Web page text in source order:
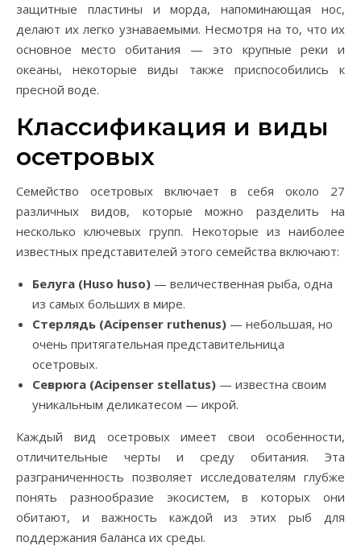
защитные пластины и морда, напоминающая нос,
делают их легко узнаваемыми. Несмотря на то, что их
основное место обитания — это крупные реки и
океаны, некоторые виды также приспособились к
пресной воде.
Классификация и виды
осетровых
Семейство осетровых включает в себя около 27
различных видов, которые можно разделить на
несколько ключевых групп. Некоторые из наиболее
известных представителей этого семейства включают:
Белуга (Huso huso) — величественная рыба, одна
из самых больших в мире.
Стерлядь (Acipenser ruthenus) — небольшая, но
очень притягательная представительница
осетровых.
Севрюга (Acipenser stellatus) — известна своим
уникальным деликатесом — икрой.
Каждый вид осетровых имеет свои особенности,
отличительные черты и среду обитания. Эта
разграниченность позволяет исследователям глубже
понять разнообразие экосистем, в которых они
обитают, и важность каждой из этих рыб для
поддержания баланса их среды.